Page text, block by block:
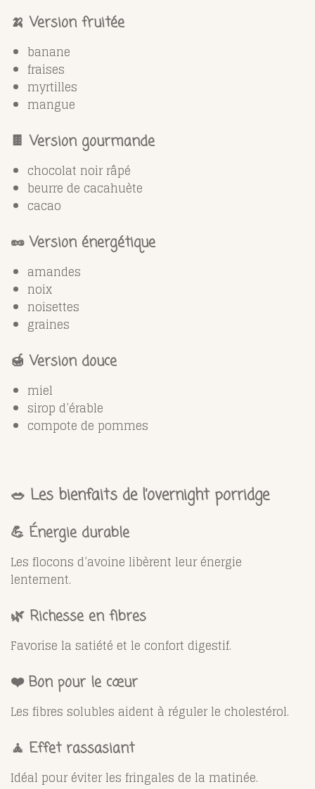
🍌 Version fruitée
banane
fraises
myrtilles
mangue
🍫 Version gourmande
chocolat noir râpé
beurre de cacahuète
cacao
🥜 Version énergétique
amandes
noix
noisettes
graines
🍯 Version douce
miel
sirop d’érable
compote de pommes
🥗 Les bienfaits de l’overnight porridge
💪 Énergie durable
Les flocons d’avoine libèrent leur énergie
lentement.
🌿 Richesse en fibres
Favorise la satiété et le confort digestif.
❤️ Bon pour le cœur
Les fibres solubles aident à réguler le cholestérol.
🧘 Effet rassasiant
Idéal pour éviter les fringales de la matinée.